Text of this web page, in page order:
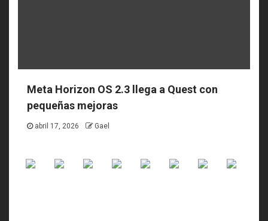
Meta Horizon OS 2.3 llega a Quest con
pequeñas mejoras
abril 17, 2026 Gael